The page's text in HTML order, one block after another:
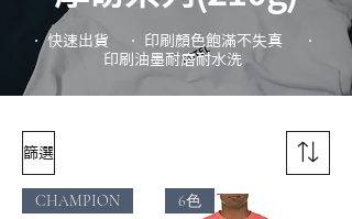
• 快速出貨 • 印刷顏色飽滿不失真 •
印刷油墨耐磨耐水洗
篩選
CHAMPION 6色